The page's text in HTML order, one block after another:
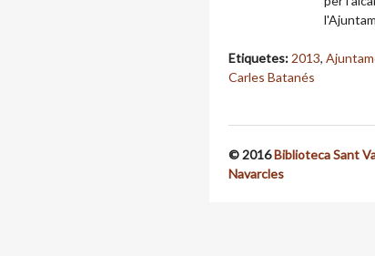
Etiquetes: 2013,
Carles Batanés
© 2016Biblioteca Sant
Navarcles